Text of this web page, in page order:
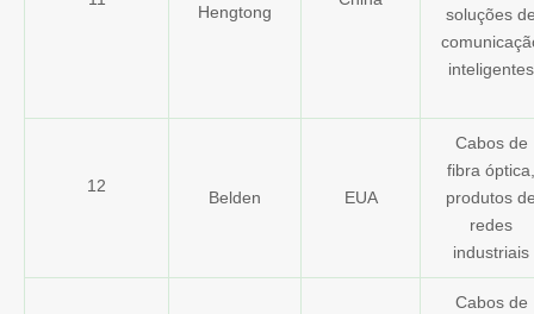
Hengtong
soluções
inteligentes
12
Belden EUA
Cabos de
fibra óptica,
produtos
redes
industriais
Cabos de